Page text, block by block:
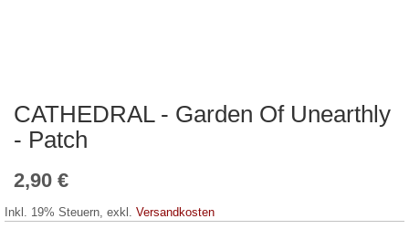
CATHEDRAL - Garden Of Unearthly
- Patch
2,90 €
Inkl. 19% Steuern, exkl. Versandkosten
Zum
der
springen